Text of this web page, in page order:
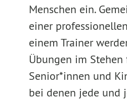
Menschen ein.
einer
einem Trainer
Übungen im Stehen
Senior*innen und
bei denen jede und